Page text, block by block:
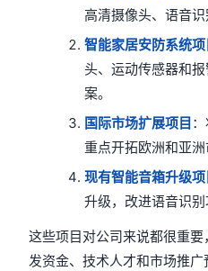
高清摄像头、语音识
智能家居安防系统项
头、运动传感器和
案。
国际市场扩展项目
重点开拓欧洲和亚洲
现有智能音箱升级项
升级，改进语音识别
这些项目对公司来说都很重
发资金、技术人才和市场推